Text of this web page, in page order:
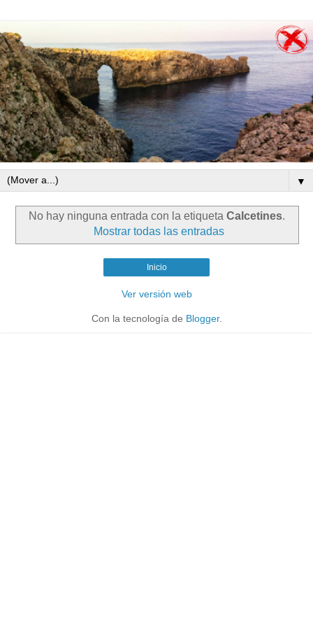
▼
No hay ninguna entrada con la etiqueta Calcetines.
Mostrar todas las entradas
Inicio
Ver versión web
Con la tecnología de Blogger.